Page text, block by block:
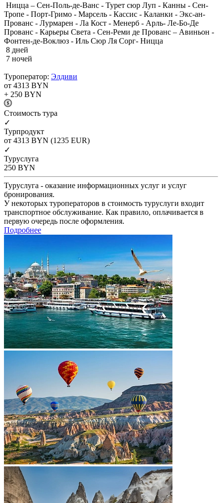
Ницца – Сен-Поль-де-Ванс - Турет сюр Луп - Канны - Сен-
Тропе - Порт-Гримо - Марсель - Кассис - Каланки - Экс-ан-
Прованс - Лурмарен - Ла Кост - Менерб - Арль- Ле-Бо-Де
Прованс - Карьеры Света - Сен-Реми де Прованс – Авиньон -
Фонтен-де-Воклюз - Иль Сюр Ля Сорг- Ницца
8 дней
7 ночей
Туроператор: Элдиви
от 4313 BYN
+ 250 BYN
Cтоимость тура
✓
Турпродукт
от 4313 BYN (1235 EUR)
✓
Туруслуга
250 BYN
Туруслуга - оказание информационных услуг и услуг
бронирования.
У некоторых туроператоров в стоимость туруслуги входит
транспортное обслуживание. Как правило, оплачивается в
первую очередь после оформления.
Подробнее